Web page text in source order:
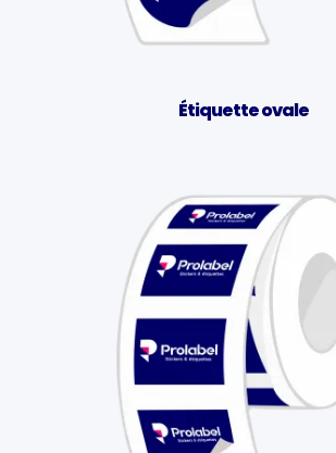
Étiquette ovale